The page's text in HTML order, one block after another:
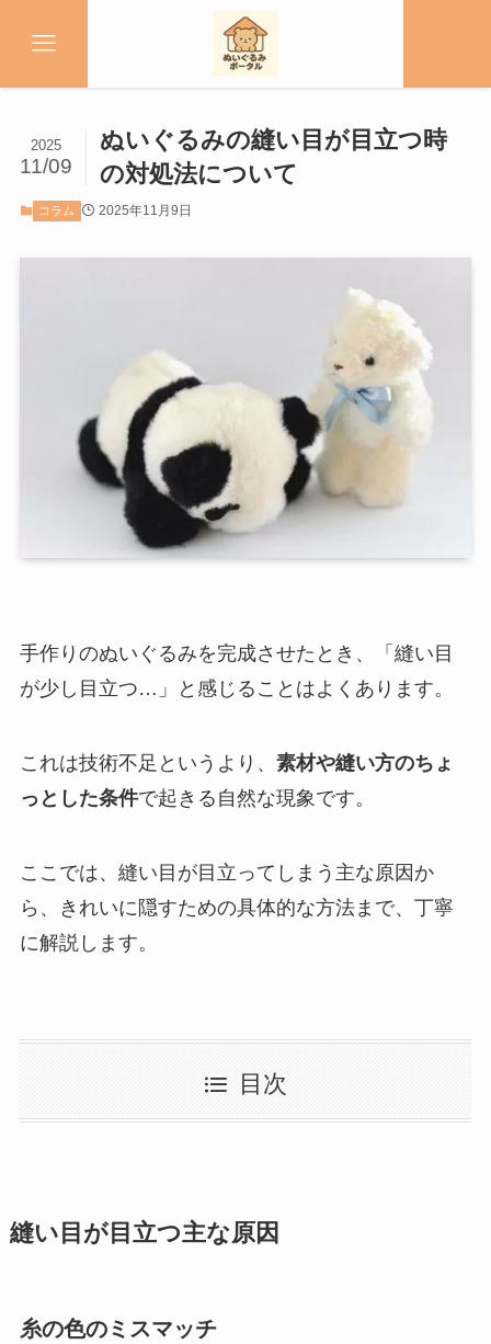
ぬいぐるみの縫い目が目立つ時
の対処法について
2025
11/09
コラム 2025年11月9日
手作りのぬいぐるみを完成させたとき、「縫い目
が少し目立つ…」と感じることはよくあります。
これは技術不足というより、 素材や縫い方のちょ
っとした条件で起きる自然な現象です。
ここでは、縫い目が目立ってしまう主な原因か
ら、きれいに隠すための具体的な方法まで、丁寧
に解説します。
目次
縫い目が目立つ主な原因
糸の色のミスマッチ